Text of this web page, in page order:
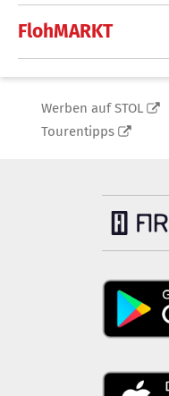
FlohMARKT
Werben auf STOL
Tourentipps